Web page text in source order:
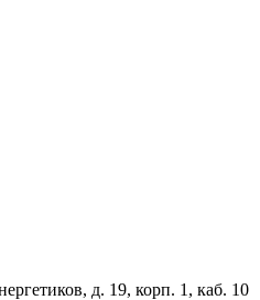
д. 19, корп. 1, каб. 10